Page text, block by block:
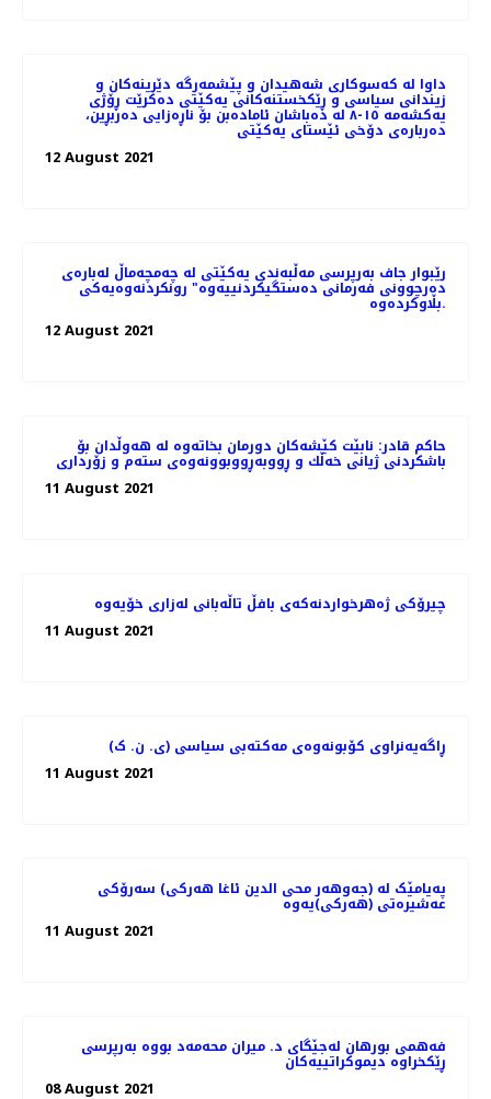
داوا لە کەسوکاری شەهیدان و پێشمەرگە دێرینەکان و
زیندانی سیاسی و ڕێکخستنەکانی یەکێتی دەکرێت ڕۆژی
یەکشەمە ١٥-٨ لە دەباشان ئامادەبن بۆ ناڕەزایی دەربڕین،
دەربارەی دۆخی ئێستای یەکێتی
12 August 2021
رێبوار جاف به‌رپرسی مه‌ڵبه‌ندی یه‌كێتی له‌ چه‌مچه‌ماڵ له‌باره‌ی
ده‌رچوونی فه‌رمانی ده‌ستگیكردنییه‌وه‌" رونكردنه‌وه‌یه‌كی
بڵاوكرده‌وه‌.
12 August 2021
حاكم قادر: نابێت كێشەكان دورمان بخاتەوە لە هەوڵدان بۆ
باشكردنی ژیانی خەڵك و ڕووبەڕووبوونەوەی ستەم و زۆرداری
11 August 2021
چیرۆكی ژەهرخواردنەکەی بافڵ تاڵەبانی لەزاری خۆیەوە
11 August 2021
ڕاگەیەنراوى کۆبونەوەى مەکتەبى سیاسى (ی. ن. ک)
11 August 2021
پەیامێک لە (جەوهەر محی الدین ئاغا هەرکی) سەرۆکی
عەشیرەتی (هەرکی)یەوە
11 August 2021
فەهمی بورهان لەجێگای د. میران محەمەد بووە بەرپرسی
ڕێکخراوە دیموکراتییەکان
08 August 2021